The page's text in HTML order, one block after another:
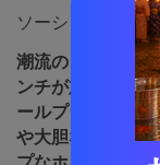
ソーシャル広告、
潮流のようなテ
ンチが加わり、
ールプラムの組
や大胆なCTAs、